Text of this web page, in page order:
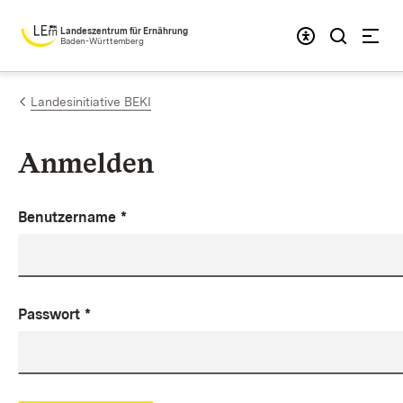
Zum Inhalt springen
Landeszentrum für Ernährung
Baden-Württemberg
Landesinitiative BEKI
Anmelden
Benutzername *
Passwort *